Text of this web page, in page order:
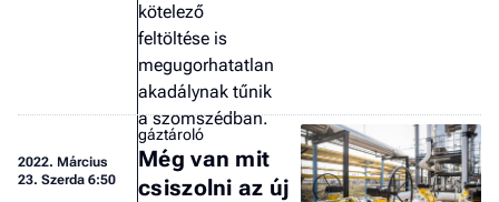
kötelező
feltöltése is
megugorhatatlan
akadálynak tűnik
a szomszédban.
2022. Március
23. Szerda 6:50
gáztároló
Még van mit
csiszolni az új